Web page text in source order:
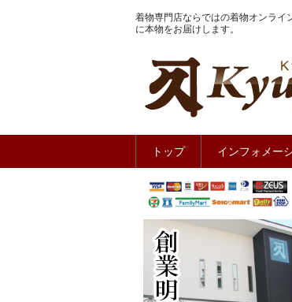
着物専門店ならではの着物オンライ
に本物をお届けします。
き
トップ インフォメー